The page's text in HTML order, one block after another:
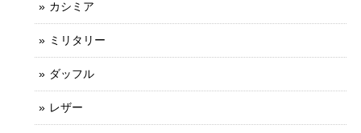
カシミア
ミリタリー
ダッフル
レザー